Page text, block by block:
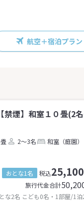
航空＋宿泊プラン
煙】和室１０畳(2
2～3名
和室（庭園）
おとな1名 税込
旅行代金合計
な2名 こども0名・1部屋/1泊